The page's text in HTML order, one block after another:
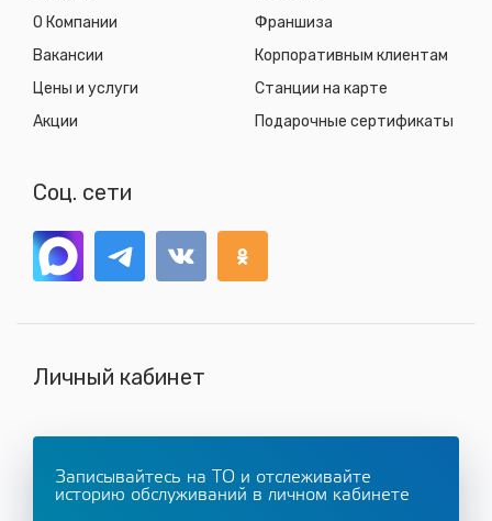
О Компании
Вакансии
Цены и услуги
Акции
Франшиза
Корпоративным клиентам
Станции на карте
Подарочные сертификаты
Соц. сети
Личный кабинет
Записывайтесь на ТО и отслеживайте
историю обслуживаний в личном кабинете